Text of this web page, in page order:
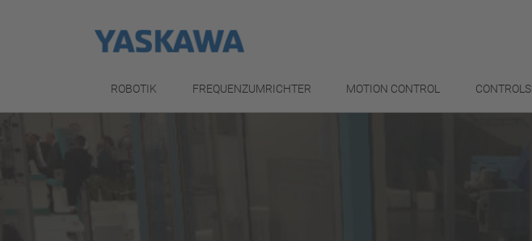
ROBOTIK FREQUENZUMRICHTER MOTION CONTROL CONTROLS